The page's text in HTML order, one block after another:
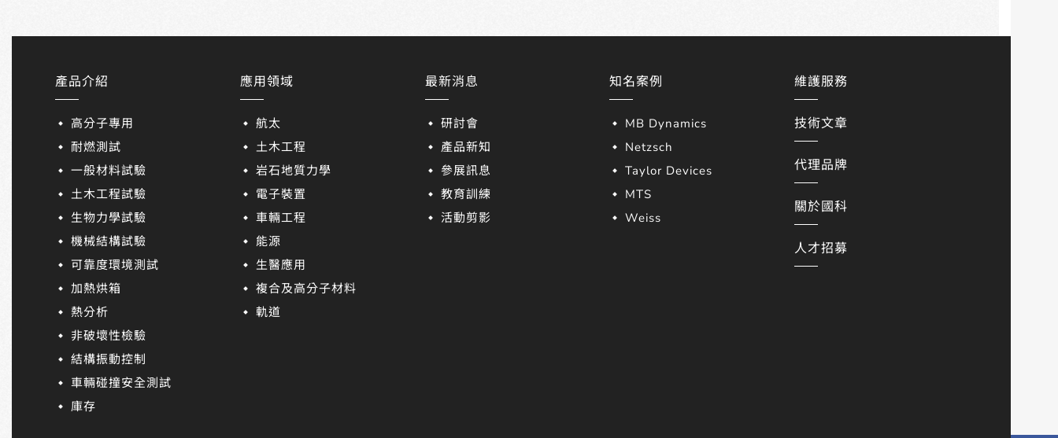
產品介紹
高分子專用
耐燃測試
一般材料試驗
土木工程試驗
生物力學試驗
機械結構試驗
可靠度環境測試
加熱烘箱
熱分析
非破壞性檢驗
結構振動控制
車輛碰撞安全測試
庫存
應用領域
航太
土木工程
岩石地質力學
電子裝置
車輛工程
能源
生醫應用
複合及高分子材料
軌道
最新消息
研討會
產品新知
參展訊息
教育訓練
活動剪影
知名案例
MB Dynamics
Netzsch
Taylor Devices
MTS
Weiss
維護服務
技術文章
代理品牌
關於國科
人才招募